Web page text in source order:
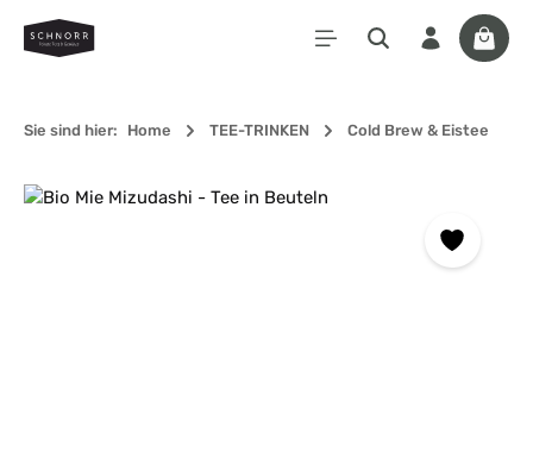
Zum Hauptinhalt springen
Sie sind hier: Home TEE-TRINKEN Cold Brew & Eistee
Bildergalerie überspringen